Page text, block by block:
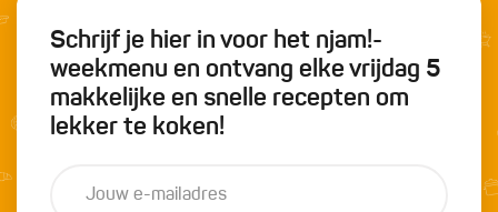
Schrijf je hier in voor het njam!-
weekmenu en ontvang elke vrijdag 5
makkelijke en snelle recepten om
lekker te koken!